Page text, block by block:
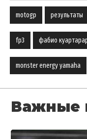
motogp результаты
fp3 фабио
monster energy yamaha
Важные